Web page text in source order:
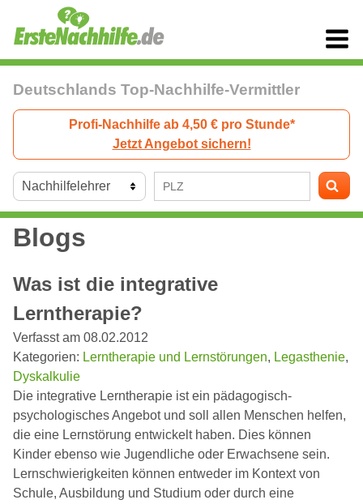
Deutschlands Top-Nachhilfe-Vermittler
Profi-Nachhilfe ab 4,50 € pro Stunde*
Jetzt Angebot sichern!
Blogs
Was ist die integrative
Lerntherapie?
Verfasst am 08.02.2012
Kategorien: Lerntherapie und Lernstörungen, Legasthenie,
Dyskalkulie
Die integrative Lerntherapie ist ein pädagogisch-
psychologisches Angebot und soll allen Menschen helfen,
die eine Lernstörung entwickelt haben. Dies können
Kinder ebenso wie Jugendliche oder Erwachsene sein.
Lernschwierigkeiten können entweder im Kontext von
Schule, Ausbildung und Studium oder durch eine